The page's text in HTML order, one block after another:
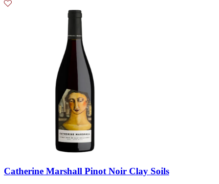
Catherine Marshall Pinot Noir Clay Soils